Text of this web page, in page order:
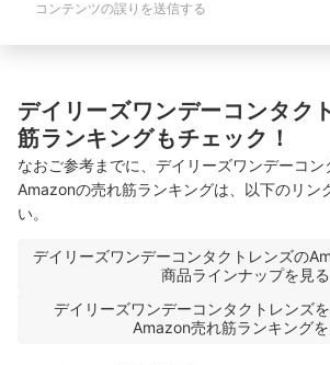
コンテンツの誤りを送信する
デイリーズワンデーコンタク
筋ランキングもチェック！
なおご参考までに、デイリーズワンデーコ
Amazonの売れ筋ランキングは、以下のリン
い。
デイリーズワンデーコンタクトレンズの
商品ラインナップを見る
デイリーズワンデーコンタクトレンズ
Amazon売れ筋ランキング